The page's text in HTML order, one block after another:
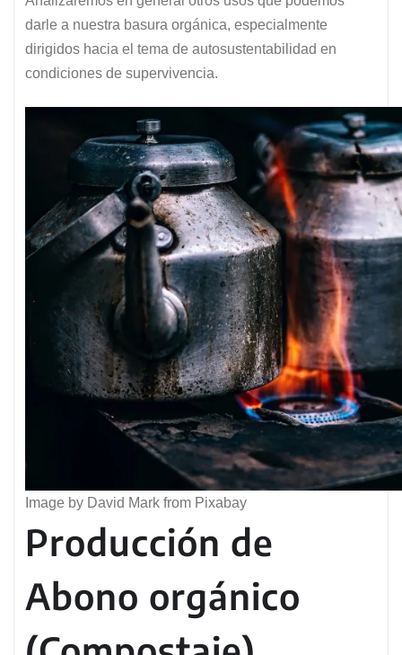
darle a nuestra basura orgánica, especialmente
dirigidos hacia el tema de autosustentabilidad en
condiciones de supervivencia.
Image by David Mark from Pixabay
Producción de
Abono orgánico